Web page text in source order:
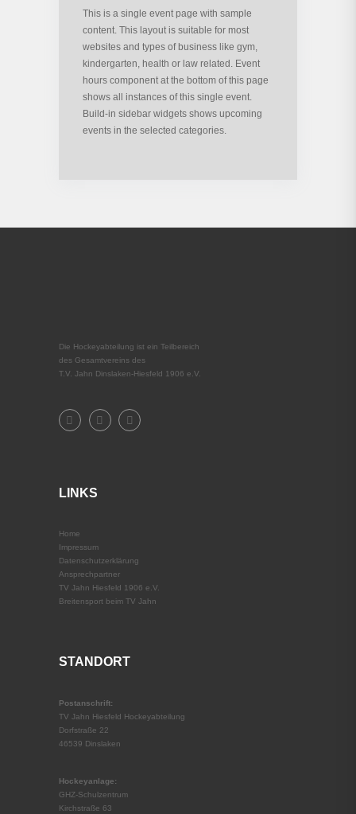
This is a single event page with sample
content. This layout is suitable for most
websites and types of business like gym,
kindergarten, health or law related. Event
hours component at the bottom of this page
shows all instances of this single event.
Build-in sidebar widgets shows upcoming
events in the selected categories.
Die Hockeyabteilung ist ein Teilbereich
des Gesamtvereins des
T.V. Jahn Dinslaken-Hiesfeld 1906 e.V.
LINKS
Home
Impressum
Datenschutz­erklärung
Ansprechpartner
TV Jahn Hiesfeld 1906 e.V.
Breitensport beim TV Jahn
STANDORT
Postanschrift:
TV Jahn Hiesfeld Hockeyabteilung
Dorfstraße 22
46539 Dinslaken
Hockeyanlage:
GHZ-Schulzentrum
Kirchstraße 63